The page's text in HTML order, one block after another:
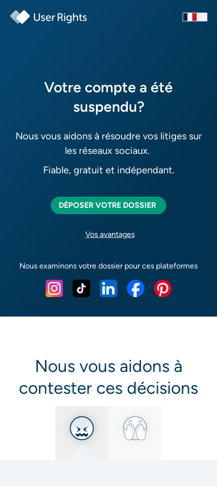
Votre compte a été
suspendu?
Le contenu que vous avez
publié a été invisibilisé ?
Nous vous aidons à résoudre vos litiges sur
les réseaux sociaux.
Fiable, gratuit et indépendant.
DÉPOSER VOTRE DOSSIER
Vos avantages
Nous examinons votre dossier pour ces plateformes
Nous vous aidons à
contester ces décisions